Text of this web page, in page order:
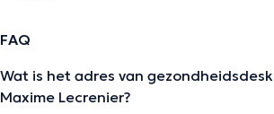
FAQ
Wat is het adres van
Maxime Lecrenier?